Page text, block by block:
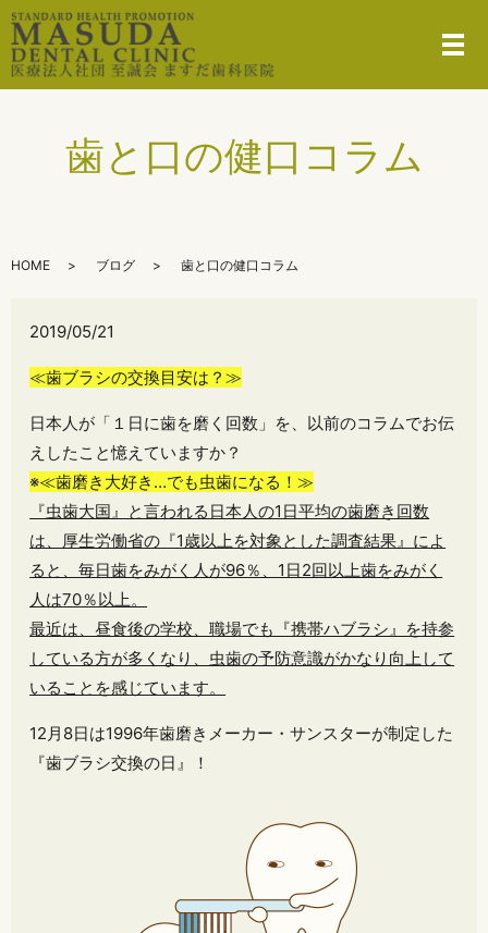
メ
歯と口の健口コラム
HOME ブログ 歯と口の健口コラム
2019/05/21
≪歯ブラシの交換目安は？≫
日本人が「１日に歯を磨く回数」を、以前のコラムでお伝
えしたこと憶えていますか？
※≪歯磨き大好き…でも虫歯になる！≫
『虫歯大国』と言われる日本人の1日平均の歯磨き回数
は、厚生労働省の『1歳以上を対象とした調査結果』によ
ると、毎日歯をみがく人が96％、1日2回以上歯をみがく
人は70％以上。
最近は、昼食後の学校、職場でも『携帯ハブラシ』を持参
している方が多くなり、虫歯の予防意識がかなり向上して
いることを感じています。
12月8日は1996年歯磨きメーカー・サンスターが制定した
『歯ブラシ交換の日』！